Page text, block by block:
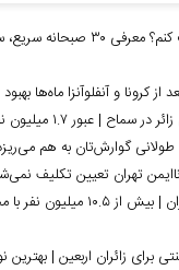
صبحانه چی درست کنم؟
از کرونا و آنفلوآنزا ماه‌ها
گوارش‌تان به هم
تهران تعیین تکلیف
آمار معلولیت در ایران | بیش
برای زائران اربعین |